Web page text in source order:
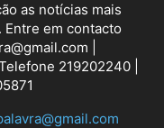
as notícias mais
em contacto
|
219202240 |